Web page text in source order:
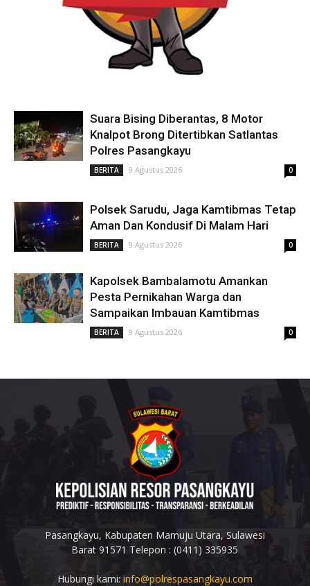
Suara Bising Diberantas, 8 Motor
Knalpot Brong Ditertibkan Satlantas
Polres Pasangkayu
BERITA 9 Agustus 2026 0
Polsek Sarudu, Jaga Kamtibmas Tetap
Aman Dan Kondusif Di Malam Hari
BERITA 9 Agustus 2026 0
Kapolsek Bambalamotu Amankan
Pesta Pernikahan Warga dan
Sampaikan Imbauan Kamtibmas
BERITA 9 Agustus 2026 0
Pasangkayu, Kabupaten Mamuju Utara, Sulawesi
Barat 91571 Telepon : (0411) 335935
Hubungi kami: info@polrespasangkayu.com